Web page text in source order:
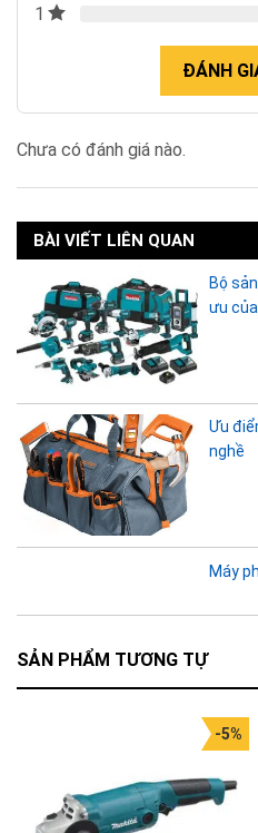
1
ĐÁNH
Chưa có đánh giá nào.
BÀI VIẾT LIÊN QUAN
Bộ
ưu
Ưu
nghề
Máy
SẢN PHẨM TƯƠNG TỰ
-5%